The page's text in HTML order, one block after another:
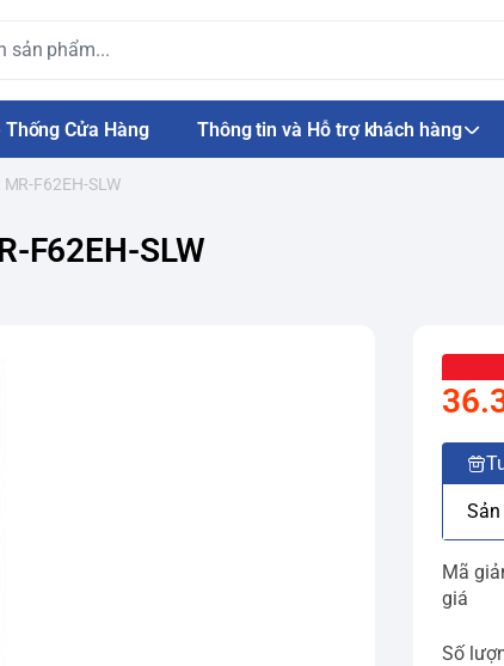
Thống Cửa Hàng Thông tin và Hỗ trợ khách hàng
F62EH-SLW
F62EH-SLW
Mã
giá
Số